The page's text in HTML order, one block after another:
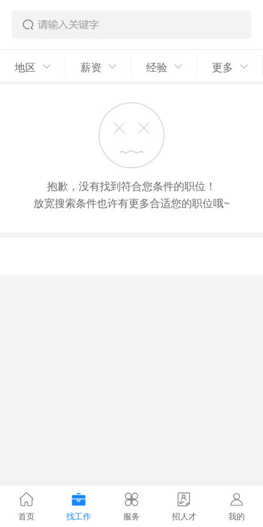
地区 薪资 经验 更多
抱歉，没有找到符合您条件的职位！
放宽搜索条件也许有更多合适您的职位哦~
首页 找工作 服务 招人才 我的